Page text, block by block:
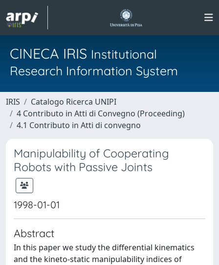
CINECA IRIS Institutional
Research Information System
IRIS
Catalogo Ricerca UNIPI
4 Contributo in Atti di Convegno (Proceeding)
4.1 Contributo in Atti di convegno
Manipulability of Cooperating
Robots with Passive Joints
1998-01-01
Abstract
In this paper we study the differential kinematics
and the kineto-static manipulability indices of